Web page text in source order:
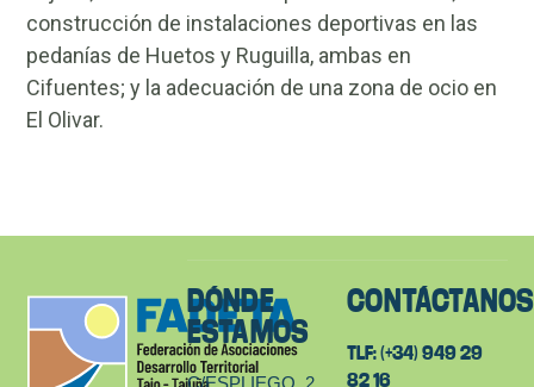
construcción de instalaciones deportivas en las
pedanías de Huetos y Ruguilla, ambas en
Cifuentes; y la adecuación de una zona de ocio en
El Olivar.
DÓNDE
ESTAMOS
CONTÁCTANOS
TLF: (+34) 949 29
82 16